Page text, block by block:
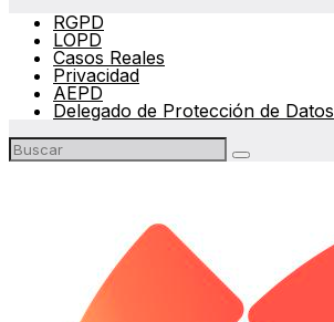
RGPD
LOPD
Casos Reales
Privacidad
AEPD
Delegado de Protección de Datos